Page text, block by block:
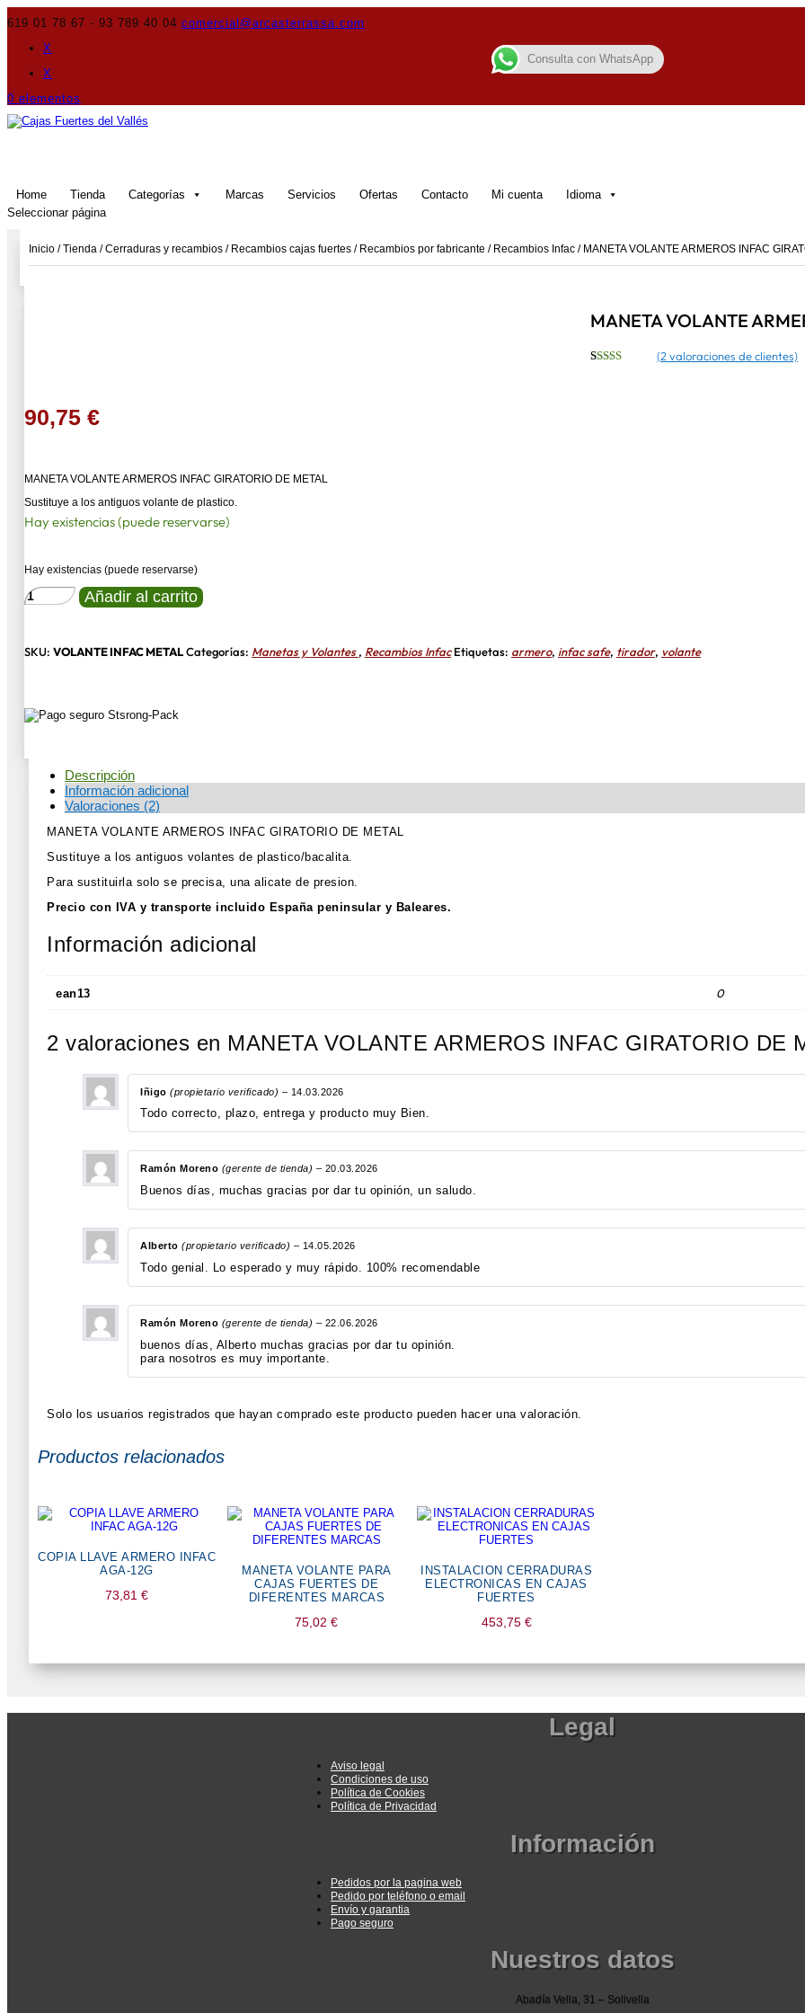
619 01 78 67 - 93 789 40 04 comercial@arcasterrassa.com
X
X
0 elementos
Home Tienda Categorías Marcas Servicios Ofertas Contacto Mi cuenta
Idioma
Seleccionar página
Inicio /Tienda /Cerraduras y recambios / Recambios cajas fuertes / Recambios por fabricante / Recambios Infac / MANETA VOLANTE ARMEROS INFAC
MANETA VOLANTE
(2valoraciones de clientes)
90,75 €
MANETA VOLANTE ARMEROS INFAC GIRATORIO DE METAL
Sustituye a los antiguos volante de plastico.
Hay existencias (puede reservarse)
Hay existencias (puede reservarse)
MANETA
VOLANTE
GIRATORIO
Añadir al carrito
SKU: VOLANTE INFAC METALCategorías: Manetas y Volantes, Recambios Infac Etiquetas: armero, infac safe, tirador, volante
Descripción
Información adicional
Valoraciones (2)
MANETA VOLANTE ARMEROS INFAC GIRATORIO DE METAL
Sustituye a los antiguos volantes de plastico/bacalita.
Para sustituirla solo se precisa, una alicate de presion.
Precio con IVA y transporte incluido España peninsular y Baleares.
Información adicional
ean13 0
2 valoraciones en MANETA VOLANTE ARMEROS INFAC GIRATORIO DE
Iñigo (propietario verificado) – 14.03.2026
Todo correcto, plazo, entrega y producto muy Bien.
Ramón Moreno (gerente de tienda) – 20.03.2026
Buenos días, muchas gracias por dar tu opinión, un saludo.
Alberto (propietario verificado) – 14.05.2026
Todo genial. Lo esperado y muy rápido. 100% recomendable
Ramón Moreno (gerente de tienda) – 22.06.2026
buenos días, Alberto muchas gracias por dar tu opinión.
para nosotros es muy importante.
Solo los usuarios registrados que hayan comprado este producto pueden hacer una valoración.
Productos relacionados
COPIA LLAVE ARMERO INFAC
AGA-12G
73,81€
MANETA VOLANTE PARA
CAJAS FUERTES DE
DIFERENTES MARCAS
75,02€
INSTALACION CERRADURAS
ELECTRONICAS EN CAJAS
FUERTES
453,75 €
Legal
Aviso legal
Condiciones de uso
Política de Cookies
Política de Privacidad
Información
Pedidos por la pagina web
Pedido por teléfono o email
Envío y garantia
Pago seguro
Nuestros datos
Abadía Vella, 31 – Solivella
Consulta con WhatsApp